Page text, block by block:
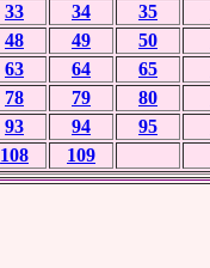
33 34 35
48 49 50
63 64 65
78 79 80
93 94 95
108 109